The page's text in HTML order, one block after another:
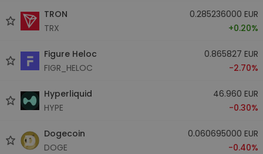
TRON
TRX
0.285236000 EUR
+0.20%
Figure Heloc
FIGR_HELOC
0.865827 EUR
-2.70%
Hyperliquid
HYPE
46.960 EUR
-0.30%
Dogecoin
DOGE
0.060695000 EUR
-0.40%